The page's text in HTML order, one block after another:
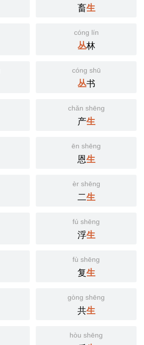
畜生
cóng lín
丛林
cóng shū
丛书
chǎn shēng
产生
ēn shēng
恩生
èr shēng
二生
fú shēng
浮生
fù shēng
复生
gòng shēng
共生
hòu shēng